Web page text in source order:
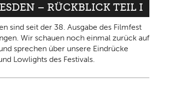
– RÜCKBLICK TEIL I
sind seit der 38. Ausgabe des Filmfest
Wir schauen noch einmal zurück auf
sprechen über unsere Eindrücke
Lowlights des Festivals.